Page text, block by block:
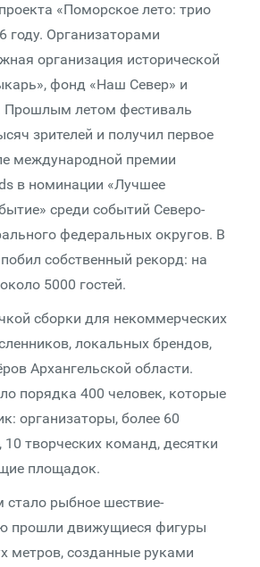
«Поморское лето: трио
году. Организаторами
организация исторической
фонд «Наш Север» и
Прошлым летом фестиваль
зрителей и получил первое
международной премии
в номинации «Лучшее
среди событий Северо-
федеральных округов. В
собственный рекорд: на
5000 гостей.
сборки для некоммерческих
локальных брендов,
Архангельской области.
порядка 400 человек, которые
организаторы, более 60
творческих команд, десятки
площадок.
рыбное шествие-
прошли движущиеся фигуры
метров, созданные руками